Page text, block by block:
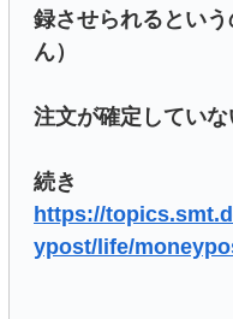
録させられるとい
ん）
注文が確定してい
続き
https://
ypost/life/